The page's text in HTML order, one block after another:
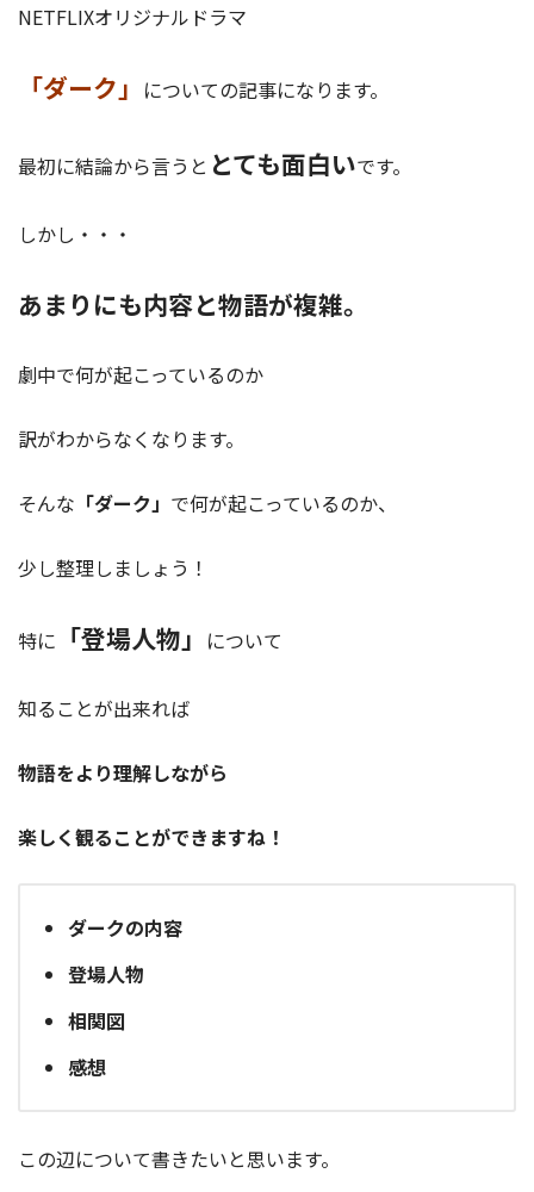
NETFLIXオリジナルドラマ
「ダーク」 についての記事になります。
最初に結論から言うと とても面白いです。
しかし・・・
あまりにも内容と物語が複雑。
劇中で何が起こっているのか
訳がわからなくなります。
そんな 「ダーク」 で何が起こっているのか、
少し整理しましょう！
特に 「登場人物」 について
知ることが出来れば
物語をより理解しながら
楽しく観ることができますね！
ダークの内容
登場人物
相関図
感想
この辺について書きたいと思います。